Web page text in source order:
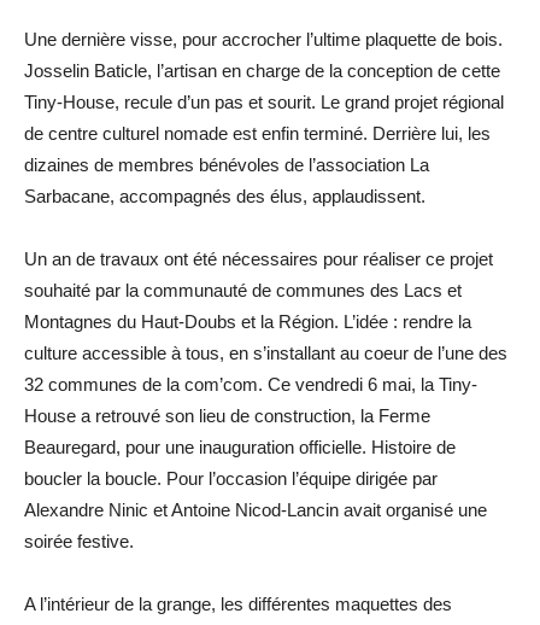
Une dernière visse, pour accrocher l’ultime plaquette de bois.
Josselin Baticle, l’artisan en charge de la conception de cette
Tiny-House, recule d’un pas et sourit. Le grand projet régional
de centre culturel nomade est enfin terminé. Derrière lui, les
dizaines de membres bénévoles de l’association La
Sarbacane, accompagnés des élus, applaudissent.
Un an de travaux ont été nécessaires pour réaliser ce projet
souhaité par la communauté de communes des Lacs et
Montagnes du Haut-Doubs et la Région. L’idée : rendre la
culture accessible à tous, en s’installant au coeur de l’une des
32 communes de la com’com. Ce vendredi 6 mai, la Tiny-
House a retrouvé son lieu de construction, la Ferme
Beauregard, pour une inauguration officielle. Histoire de
boucler la boucle. Pour l’occasion l’équipe dirigée par
Alexandre Ninic et Antoine Nicod-Lancin avait organisé une
soirée festive.
A l’intérieur de la grange, les différentes maquettes des